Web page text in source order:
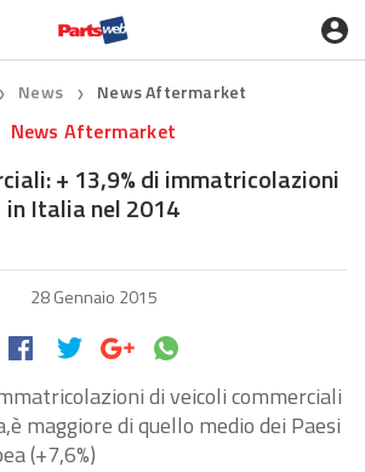
News ❯ News Aftermarket
News Aftermarket
+ 13,9% di immatricolazioni
in Italia nel 2014
28 Gennaio 2015
di veicoli commerciali
maggiore di quello medio dei Paesi
(+7,6%)